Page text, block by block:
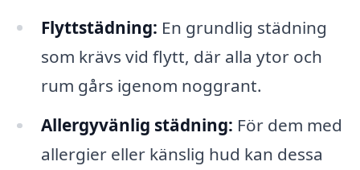
Flyttstädning: En grundlig städning
som krävs vid flytt, där alla ytor och
rum gårs igenom noggrant.
Allergyvänlig städning: För dem med
allergier eller känslig hud kan dessa